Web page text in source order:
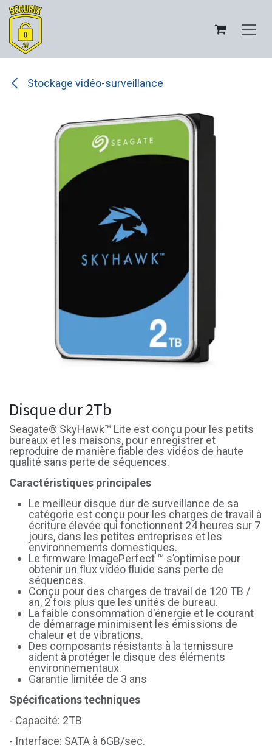
Se rendre au contenu
Stockage vidéo-surveillance
Disque dur 2Tb
Seagate® SkyHawk™ Lite est conçu pour les petits
bureaux et les maisons, pour enregistrer et
reproduire de manière fiable des vidéos de haute
qualité sans perte de séquences.
Caractéristiques principales
Le meilleur disque dur de surveillance de sa
catégorie est conçu pour les charges de travail à
écriture élevée qui fonctionnent 24 heures sur 7
jours, dans les petites entreprises et les
environnements domestiques.
Le firmware ImagePerfect ™ s’optimise pour
obtenir un flux vidéo fluide sans perte de
séquences.
Conçu pour des charges de travail de 120 TB /
an, 2 fois plus que les unités de bureau.
La faible consommation d'énergie et le courant
de démarrage minimisent les émissions de
chaleur et de vibrations.
Des composants résistants à la ternissure
aident à protéger le disque des éléments
environnementaux.
Garantie limitée de 3 ans
Spécifications techniques
- Capacité: 2TB
- Interface: SATA à 6GB/sec.